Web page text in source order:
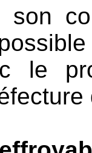
son
le